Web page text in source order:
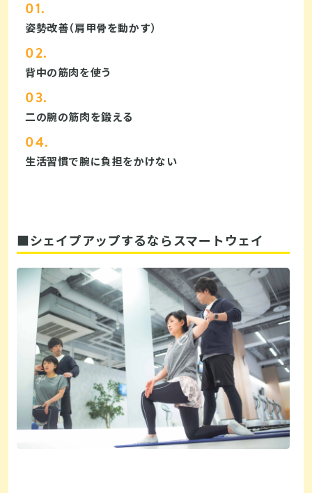
姿勢改善（肩甲骨を動かす）
背中の筋肉を使う
二の腕の筋肉を鍛える
生活習慣で腕に負担をかけない
■シェイプアップするならスマートウェイ